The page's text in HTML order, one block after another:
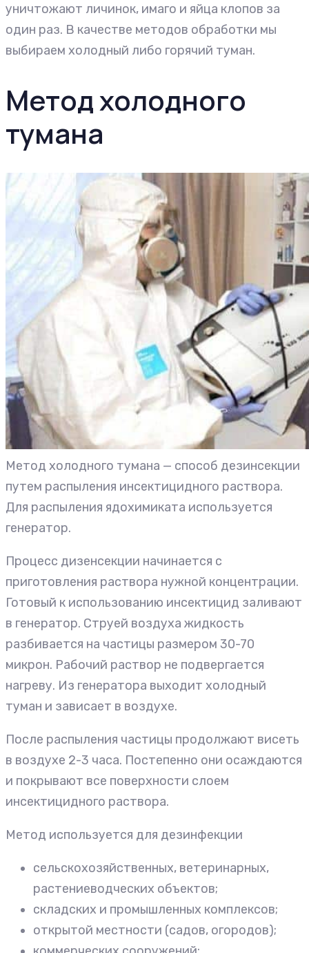
уничтожают личинок, имаго и яйца клопов за
один раз. В качестве методов обработки мы
выбираем холодный либо горячий туман.
Метод холодного
тумана
Метод холодного тумана — способ дезинсекции
путем распыления инсектицидного раствора.
Для распыления ядохимиката используется
генератор.
Процесс дизенсекции начинается с
приготовления раствора нужной концентрации.
Готовый к использованию инсектицид заливают
в генератор. Струей воздуха жидкость
разбивается на частицы размером 30-70
микрон. Рабочий раствор не подвергается
нагреву. Из генератора выходит холодный
туман и зависает в воздухе.
После распыления частицы продолжают висеть
в воздухе 2-3 часа. Постепенно они осаждаются
и покрывают все поверхности слоем
инсектицидного раствора.
Метод используется для дезинфекции
сельскохозяйственных, ветеринарных,
растениеводческих объектов;
складских и промышленных комплексов;
открытой местности (садов, огородов);